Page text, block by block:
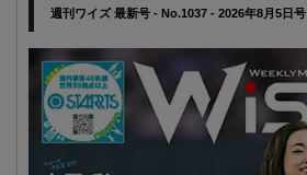
週刊ワイズ 最新号 - No.1037 - 2026年8月5日号